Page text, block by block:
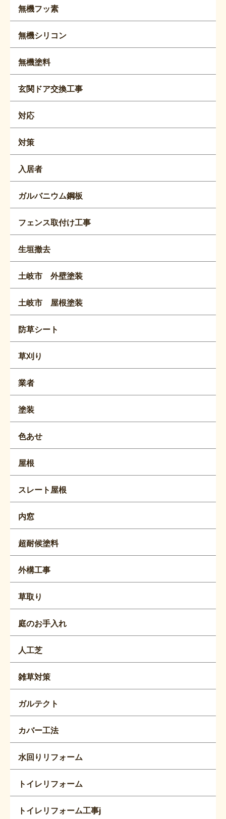
無機フッ素
無機シリコン
無機塗料
玄関ドア交換工事
対応
対策
入居者
ガルバニウム鋼板
フェンス取付け工事
生垣撤去
土岐市 外壁塗装
土岐市 屋根塗装
防草シート
草刈り
業者
塗装
色あせ
屋根
スレート屋根
内窓
超耐候塗料
外構工事
草取り
庭のお手入れ
人工芝
雑草対策
ガルテクト
カバー工法
水回りリフォーム
トイレリフォーム
トイレリフォーム工事j